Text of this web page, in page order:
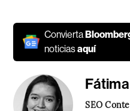
Convierta
noticiasaquí
SEO